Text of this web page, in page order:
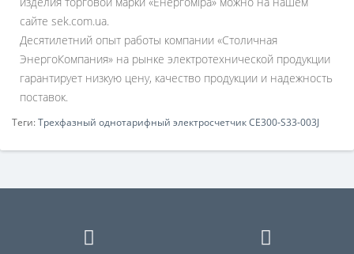
сайте sek.com.ua.
Десятилетний опыт работы компании «Столичная
ЭнергоКомпания» на рынке электротехнической продукции
гарантирует низкую цену, качество продукции и надежность
поставок.
Теги:Трехфазный однотарифный электросчетчик СЕ300-S33-003J